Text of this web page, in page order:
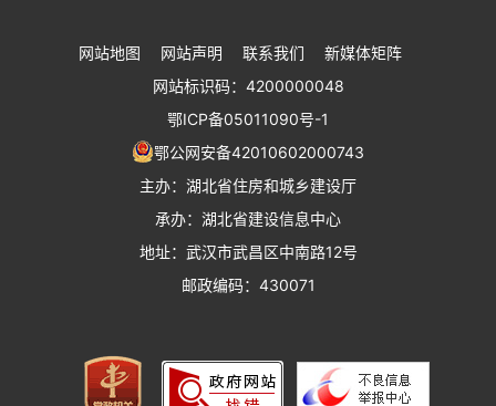
湖北省住建厅执业资格注册中心
湖北省城乡建设发展中心
湖北城市建设职业技术学院
网站地图 网站声明 联系我们
新媒体矩阵
网站标识码：4200000048
鄂ICP备05011090号-1
鄂公网安备42010602000743
主办：湖北省住房和城乡建设厅
承办：湖北省建设信息中心
地址：武汉市武昌区中南路12号
邮政编码：430071